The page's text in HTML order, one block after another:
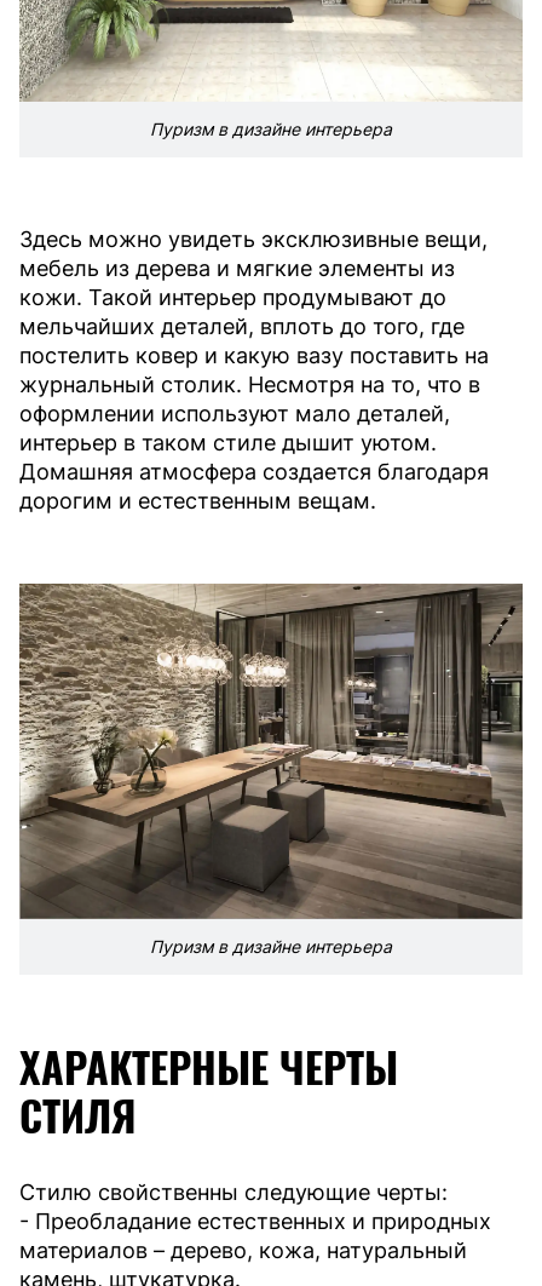
Пуризм в дизайне интерьера
Здесь можно увидеть эксклюзивные вещи,
мебель из дерева и мягкие элементы из
кожи. Такой интерьер продумывают до
мельчайших деталей, вплоть до того, где
постелить ковер и какую вазу поставить на
журнальный столик. Несмотря на то, что в
оформлении используют мало деталей,
интерьер в таком стиле дышит уютом.
Домашняя атмосфера создается благодаря
дорогим и естественным вещам.
Пуризм в дизайне интерьера
ХАРАКТЕРНЫЕ ЧЕРТЫ
СТИЛЯ
Стилю свойственны следующие черты:
- Преобладание естественных и природных
материалов – дерево, кожа, натуральный
камень, штукатурка.